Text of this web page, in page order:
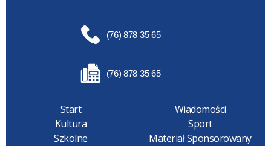
(76) 878 35 65
(76) 878 35 65
Start
Wiadomości
Kultura
Sport
Szkolne
Materiał Sponsorowany